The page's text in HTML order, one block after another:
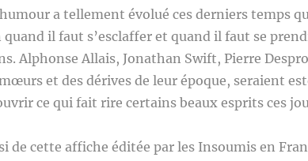
a tellement évolué ces derniers temps
quand il faut s’esclaffer et quand il faut se
Alphonse Allais, Jonathan Swift, Pierre
et des dérives de leur époque, seraient
ce qui fait rire certains beaux esprits ces
de cette affiche éditée par les Insoumis en